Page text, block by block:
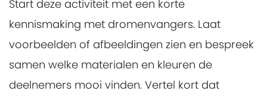
Start deze activiteit met een korte
kennismaking met dromenvangers. Laat
voorbeelden of afbeeldingen zien en bespreek
samen welke materialen en kleuren de
deelnemers mooi vinden. Vertel kort dat